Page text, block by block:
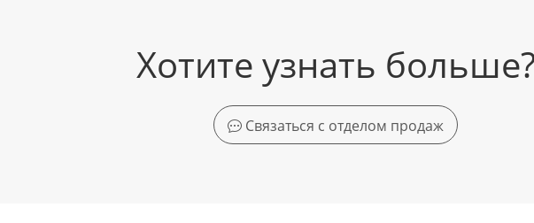
Хотите узнать
Связаться с отделом продаж